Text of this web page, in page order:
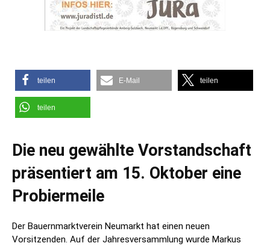
teilen E-Mail teilen
teilen
Die neu gewählte Vorstandschaft
präsentiert am 15. Oktober eine
Probiermeile
Der Bauernmarktverein Neumarkt hat einen neuen
Vorsitzenden. Auf der Jahresversammlung wurde Markus